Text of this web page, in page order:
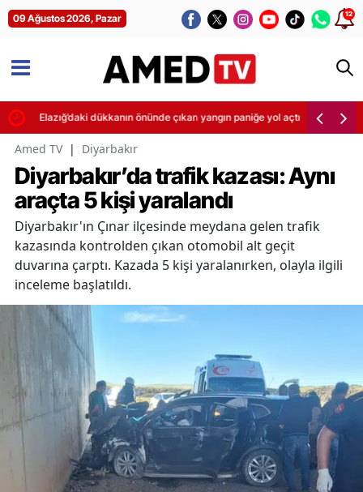
09 Ağustos 2026, Pazar 12
Elazığ’daki dükkanın önünde çıkan yangın paniğe yol açtı
Amed TV | Diyarbakır
Diyarbakır’da trafik kazası: Aynı
araçta 5 kişi yaralandı
Diyarbakır'ın Çınar ilçesinde meydana gelen trafik
kazasında kontrolden çıkan otomobil alt geçit
duvarına çarptı. Kazada 5 kişi yaralanırken, olayla ilgili
inceleme başlatıldı.